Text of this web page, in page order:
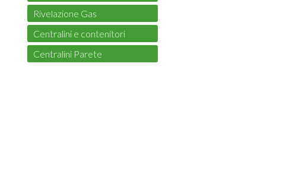
Rivelazione Gas
Centralini e contenitori
Centralini Parete